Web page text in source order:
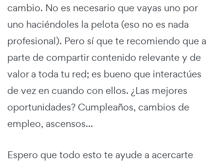
cambio. No es necesario que vayas uno por
uno haciéndoles la pelota (eso no es nada
profesional). Pero sí que te recomiendo que a
parte de compartir contenido relevante y de
valor a toda tu red; es bueno que interactúes
de vez en cuando con ellos. ¿Las mejores
oportunidades? Cumpleaños, cambios de
empleo, ascensos...
Espero que todo esto te ayude a acercarte